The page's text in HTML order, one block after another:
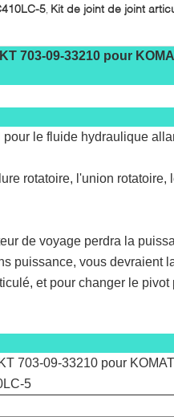
5 Kit de joint de joint
703-09-33210 pour
le fluide hydraulique
rotatoire, l'union rotatoire,
de voyage perdra la
puissance, vous devraient
et pour changer le
703-09-33210 pour
5